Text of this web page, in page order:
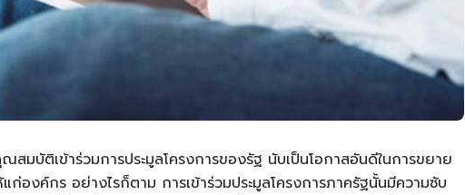
สมบัติเข้าร่วมการประมูลโครงการของรัฐ นับเป็นโอกาสอันดีในการขยาย
ก่องค์กร อย่างไรก็ตาม การเข้าร่วมประมูลโครงการภาครัฐนั้นมีความซับ